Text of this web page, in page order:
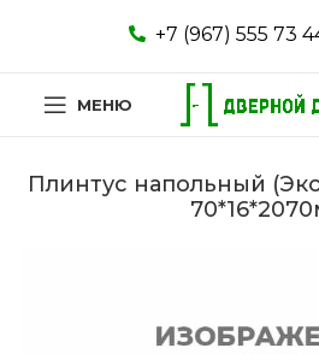
+7 (967) 555 73
МЕНЮ
Плинтус напольный